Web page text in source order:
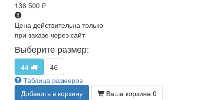
136 500 ₽
Цена действительна только
при заказе через сайт
Выберите размер:
44
46
Таблица размеров
Добавить в корзину
Ваша корзина 0